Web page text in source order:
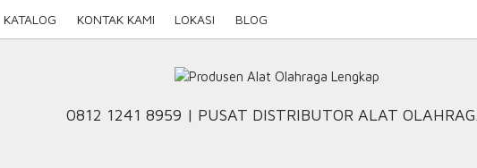
KATALOG KONTAK KAMI LOKASI BLOG
0812 1241 8959 | PUSAT DISTRIBUTOR ALAT